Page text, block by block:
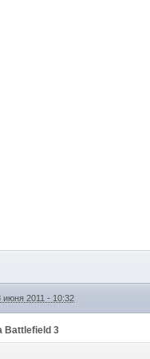
июня 2011 - 10:32
Battlefield 3